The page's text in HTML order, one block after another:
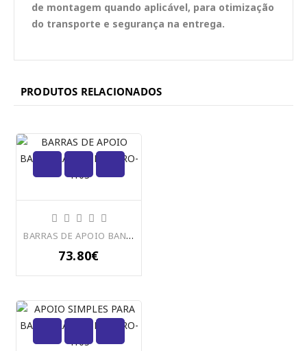
de montagem quando aplicável, para otimização
do transporte e segurança na entrega.
PRODUTOS RELACIONADOS
BARRAS DE APOIO BANHEIRA OU CHUVEIRO-4103
73.80€